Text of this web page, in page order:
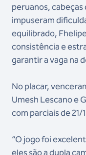
peruanos, cabeças
impuseram
equilibrado,
consistência e
garantir a vaga na
No placar,
Umesh Lescano e
com parciais de 21/
“O jogo foi
eles são a dupla